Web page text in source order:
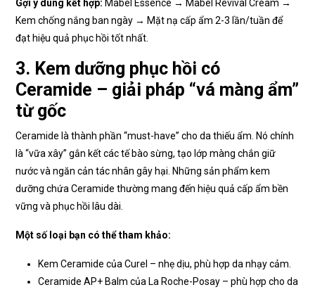
Gợi ý dùng kết hợp: Mabel Essence → Mabel Revival Cream →
Kem chống nắng ban ngày → Mặt nạ cấp ẩm 2-3 lần/tuần để
đạt hiệu quả phục hồi tốt nhất.
3. Kem dưỡng phục hồi có
Ceramide – giải pháp “vá màng ẩm”
từ gốc
Ceramide là thành phần “must-have” cho da thiếu ẩm. Nó chính
là “vữa xây” gắn kết các tế bào sừng, tạo lớp màng chắn giữ
nước và ngăn cản tác nhân gây hại. Những sản phẩm kem
dưỡng chứa Ceramide thường mang đến hiệu quả cấp ẩm bền
vững và phục hồi lâu dài.
Một số loại bạn có thể tham khảo:
Kem Ceramide của Curel – nhẹ dịu, phù hợp da nhạy cảm.
Ceramide AP+ Balm của La Roche-Posay – phù hợp cho da